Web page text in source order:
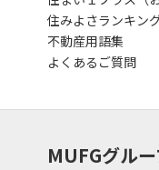
住みよさランキン
不動産用語集
よくあるご質問
MUFGグル